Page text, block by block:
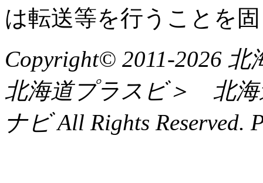
は転送等を行うことを
Copyright© 2011-2026
北海道プラスビ＞ 北海
ナビ All Rights Reserved.